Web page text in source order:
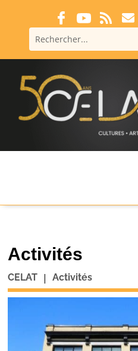
Activités
CELAT | Activités